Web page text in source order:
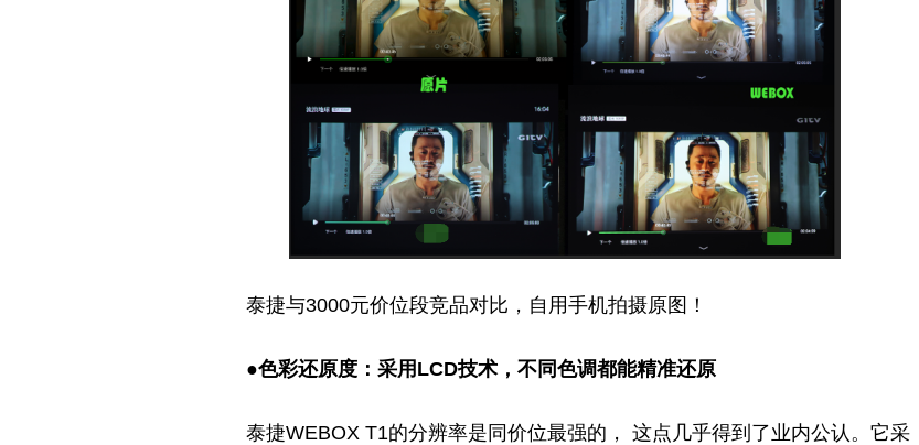
泰捷与3000元价位段竞品对比，自用手机拍摄原图！
●色彩还原度：采用LCD技术，不同色调都能精准还原
泰捷WEBOX T1的分辨率是同价位最强的， 这点几乎得到了业内公认。它采